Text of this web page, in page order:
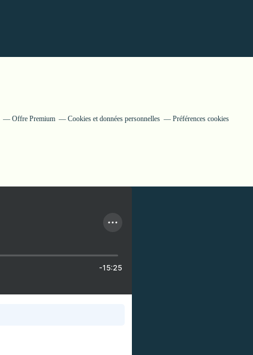
Offre Premium Cookies et données personnelles Préférences cookies
-15:25